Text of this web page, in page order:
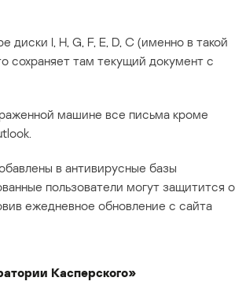
I, H, G, F, E, D, C (именно в такой
сохраняет там текущий документ с
машине все письма кроме
в антивирусные базы
пользователи могут защитится
ежедневное обновление с сайта
Касперского»